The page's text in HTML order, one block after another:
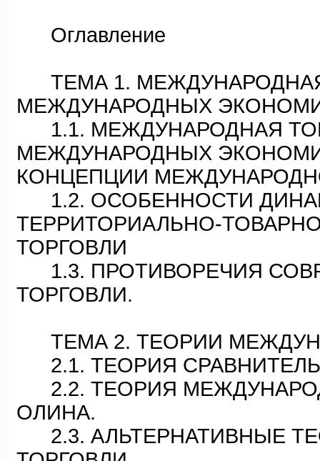
Оглавление
ТЕМА 1.
МЕЖДУНАРОДНЫХ
1.1. МЕЖДУНАРОДНАЯ
МЕЖДУНАРОДНЫХ
КОНЦЕПЦИИ
1.2. ОСОБЕННОСТИ
ТЕРРИТОРИАЛЬНО-
ТОРГОВЛИ
1.3. ПРОТИВОРЕЧИЯ
ТОРГОВЛИ.
ТЕМА 2. ТЕОРИИ
2.1. ТЕОРИЯ
2.2. ТЕОРИЯ
ОЛИНА.
2.3. АЛЬТЕРНАТИВНЫЕ